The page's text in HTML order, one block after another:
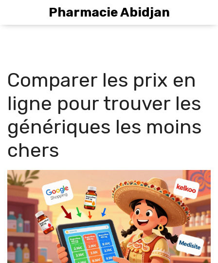
Pharmacie Abidjan
Comparer les prix en
ligne pour trouver les
génériques les moins
chers